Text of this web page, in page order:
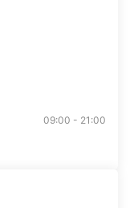
09:00 - 21:00